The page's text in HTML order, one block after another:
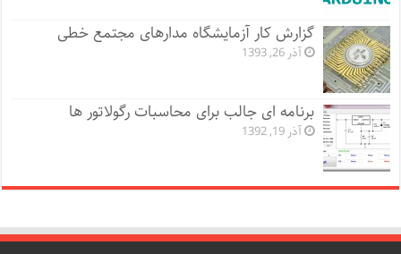
گزارش کار آزمایشگاه مدارهای مجتمع خطی
آذر 26, 1393
برنامه ای جالب برای محاسبات رگولاتور ها
آذر 19, 1392